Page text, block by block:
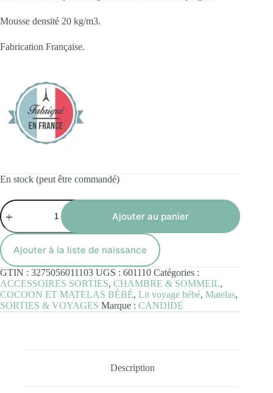
Mousse densité 20 kg/m3.
Fabrication Française.
En stock (peut être commandé)
quantité
de
Matelas
Pliant
Essentiel
60x120x7cm
Ajouter au panier
Ajouter à la liste de naissance
GTIN : 3275056011103 UGS : 601110 Catégories :
ACCESSOIRES SORTIES, CHAMBRE & SOMMEIL,
COCOON ET MATELAS BÉBÉ, Lit voyage bébé, Matelas,
SORTIES & VOYAGES Marque : CANDIDE
Description